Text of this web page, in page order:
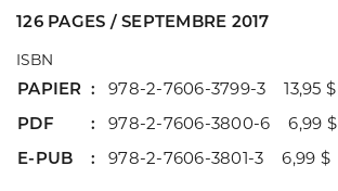
126 PAGES / SEPTEMBRE 2017
ISBN
PAPIER
978-2-7606-3799-3 13,95 $
PDF
978-2-7606-3800-6 6,99 $
E-PUB
978-2-7606-3801-3 6,99 $